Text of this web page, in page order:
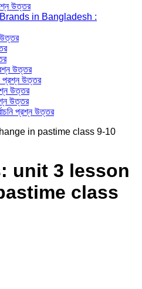
উত্তর
in Bangladesh :
উত্তর
উত্তর
প্রশ্ন উত্তর
উত্তর
উত্তর
প্রশ্ন উত্তর
in pastime class 9-10
unit 3 lesson
class